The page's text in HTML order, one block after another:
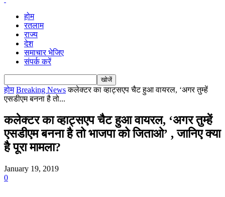
होम
रतलाम
राज्य
देश
समाचार भेजिए
संपर्क करें
होम Breaking News कलेक्टर का व्हाट्सएप चैट हुआ वायरल, ‘अगर तुम्हें
एसडीएम बनना है तो...
कलेक्टर का व्हाट्सएप चैट हुआ वायरल, ‘अगर तुम्हें
एसडीएम बनना है तो भाजपा को जिताओ’ , जानिए क्या
है पूरा मामला?
January 19, 2019
0